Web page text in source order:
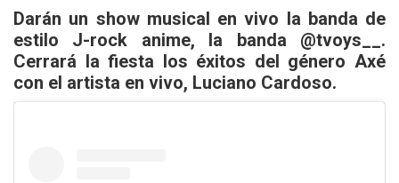
Darán un show musical en vivo la banda de
estilo J-rock anime, la banda @tvoys__.
Cerrará la fiesta los éxitos del género Axé
con el artista en vivo, Luciano Cardoso.